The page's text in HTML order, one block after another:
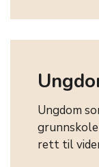
Ungdom
rett til